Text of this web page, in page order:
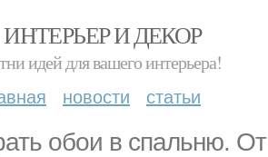
ИНТЕРЬЕР И ДЕКОР
идей для вашего интерьера!
новости статьи
обои в спальню.